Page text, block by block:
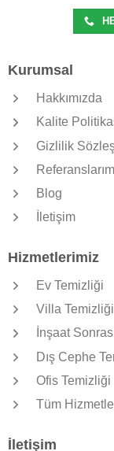
Kurumsal
Hakkımızda
Kalite
Gizlilik
Blog
İletişim
Hizmetlerimiz
Ev Temizliği
Villa Temizliği
İnşaat
Dış Cephe
Ofis Temizliği
Tüm
İletişim